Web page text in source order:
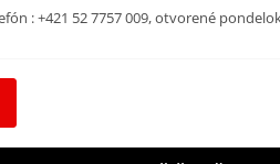
: +421 52 7757 009, otvorené